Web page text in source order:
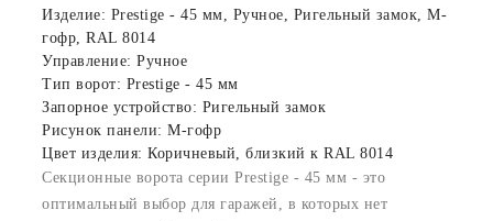
Изделие: Prestige - 45 мм, Ручное, Ригельный замок, M-
гофр, RAL 8014
Управление: Ручное
Тип ворот: Prestige - 45 мм
Запорное устройство: Ригельный замок
Рисунок панели: M-гофр
Цвет изделия: Коричневый, близкий к RAL 8014
Секционные ворота серии Prestige - 45 мм - это
оптимальный выбор для гаражей, в которых нет